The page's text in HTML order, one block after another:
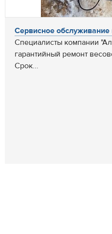
Сервисное обслуживание
Специалисты компании
гарантийный ремонт
Срок...